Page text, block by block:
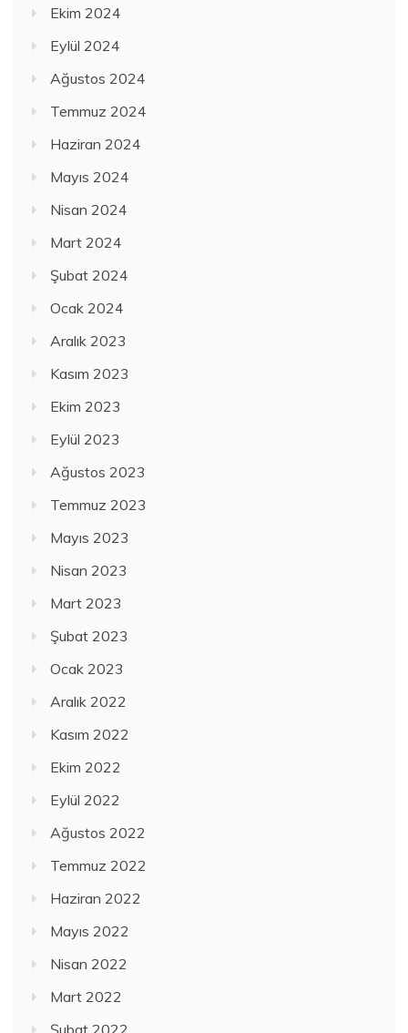
Ekim 2024
Eylül 2024
Ağustos 2024
Temmuz 2024
Haziran 2024
Mayıs 2024
Nisan 2024
Mart 2024
Şubat 2024
Ocak 2024
Aralık 2023
Kasım 2023
Ekim 2023
Eylül 2023
Ağustos 2023
Temmuz 2023
Mayıs 2023
Nisan 2023
Mart 2023
Şubat 2023
Ocak 2023
Aralık 2022
Kasım 2022
Ekim 2022
Eylül 2022
Ağustos 2022
Temmuz 2022
Haziran 2022
Mayıs 2022
Nisan 2022
Mart 2022
Şubat 2022